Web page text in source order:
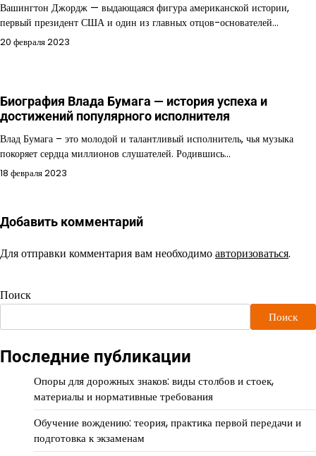
Вашингтон Джордж — выдающаяся фигура американской истории,
первый президент США и один из главных отцов-основателей…
20 февраля 2023
Биография Влада Бумага — история успеха и
достижений популярного исполнителя
Влад Бумага – это молодой и талантливый исполнитель, чья музыка
покоряет сердца миллионов слушателей. Родившись…
18 февраля 2023
Добавить комментарий
Для отправки комментария вам необходимоавторизоваться.
Поиск
Поиск
Последние публикации
Опоры для дорожных знаков: виды столбов и стоек,
материалы и нормативные требования
Обучение вождению: теория, практика первой передачи и
подготовка к экзаменам